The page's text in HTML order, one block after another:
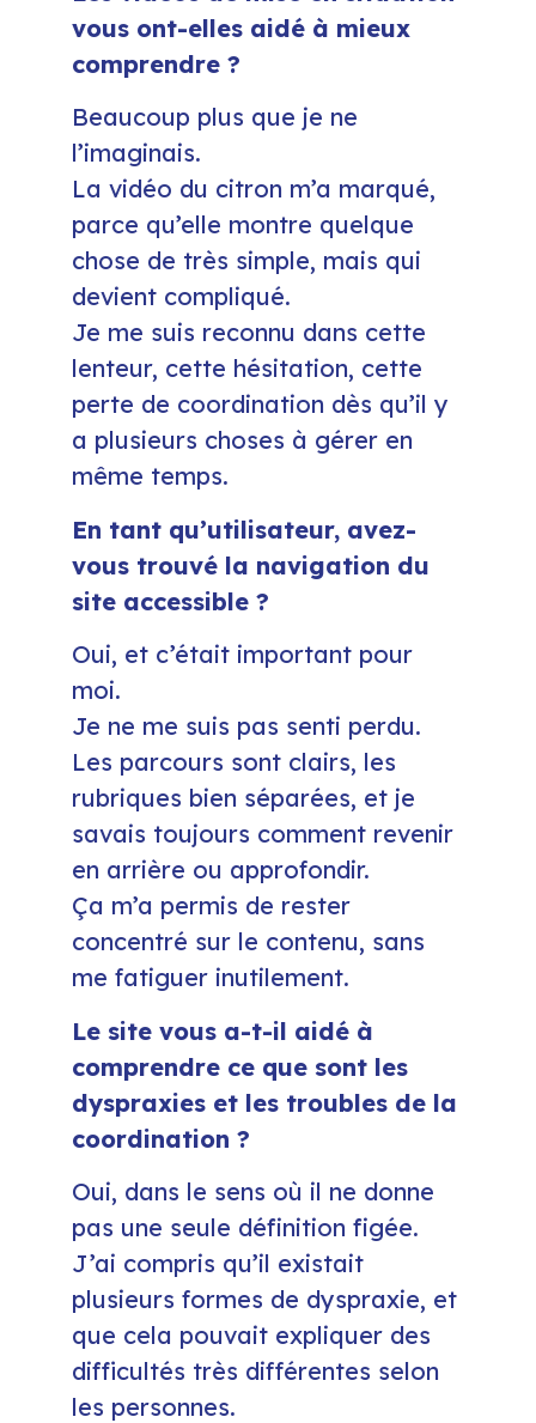
vous ont-elles aidé à mieux
comprendre ?
Beaucoup plus que je ne
l’imaginais.
La vidéo du citron m’a marqué,
parce qu’elle montre quelque
chose de très simple, mais qui
devient compliqué.
Je me suis reconnu dans cette
lenteur, cette hésitation, cette
perte de coordination dès qu’il y
a plusieurs choses à gérer en
même temps.
En tant qu’utilisateur, avez-
vous trouvé la navigation du
site accessible ?
Oui, et c’était important pour
moi.
Je ne me suis pas senti perdu.
Les parcours sont clairs, les
rubriques bien séparées, et je
savais toujours comment revenir
en arrière ou approfondir.
Ça m’a permis de rester
concentré sur le contenu, sans
me fatiguer inutilement.
Le site vous a-t-il aidé à
comprendre ce que sont les
dyspraxies et les troubles de la
coordination ?
Oui, dans le sens où il ne donne
pas une seule définition figée.
J’ai compris qu’il existait
plusieurs formes de dyspraxie, et
que cela pouvait expliquer des
difficultés très différentes selon
les personnes.